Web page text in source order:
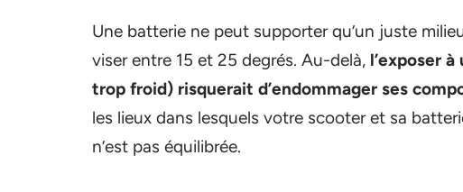
Une batterie ne peut supporter qu’un juste
viser entre 15 et 25 degrés. Au-delà, l’exposer
trop froid) risquerait d’endommager ses
les lieux dans lesquels votre scooter et sa
n’est pas équilibrée.